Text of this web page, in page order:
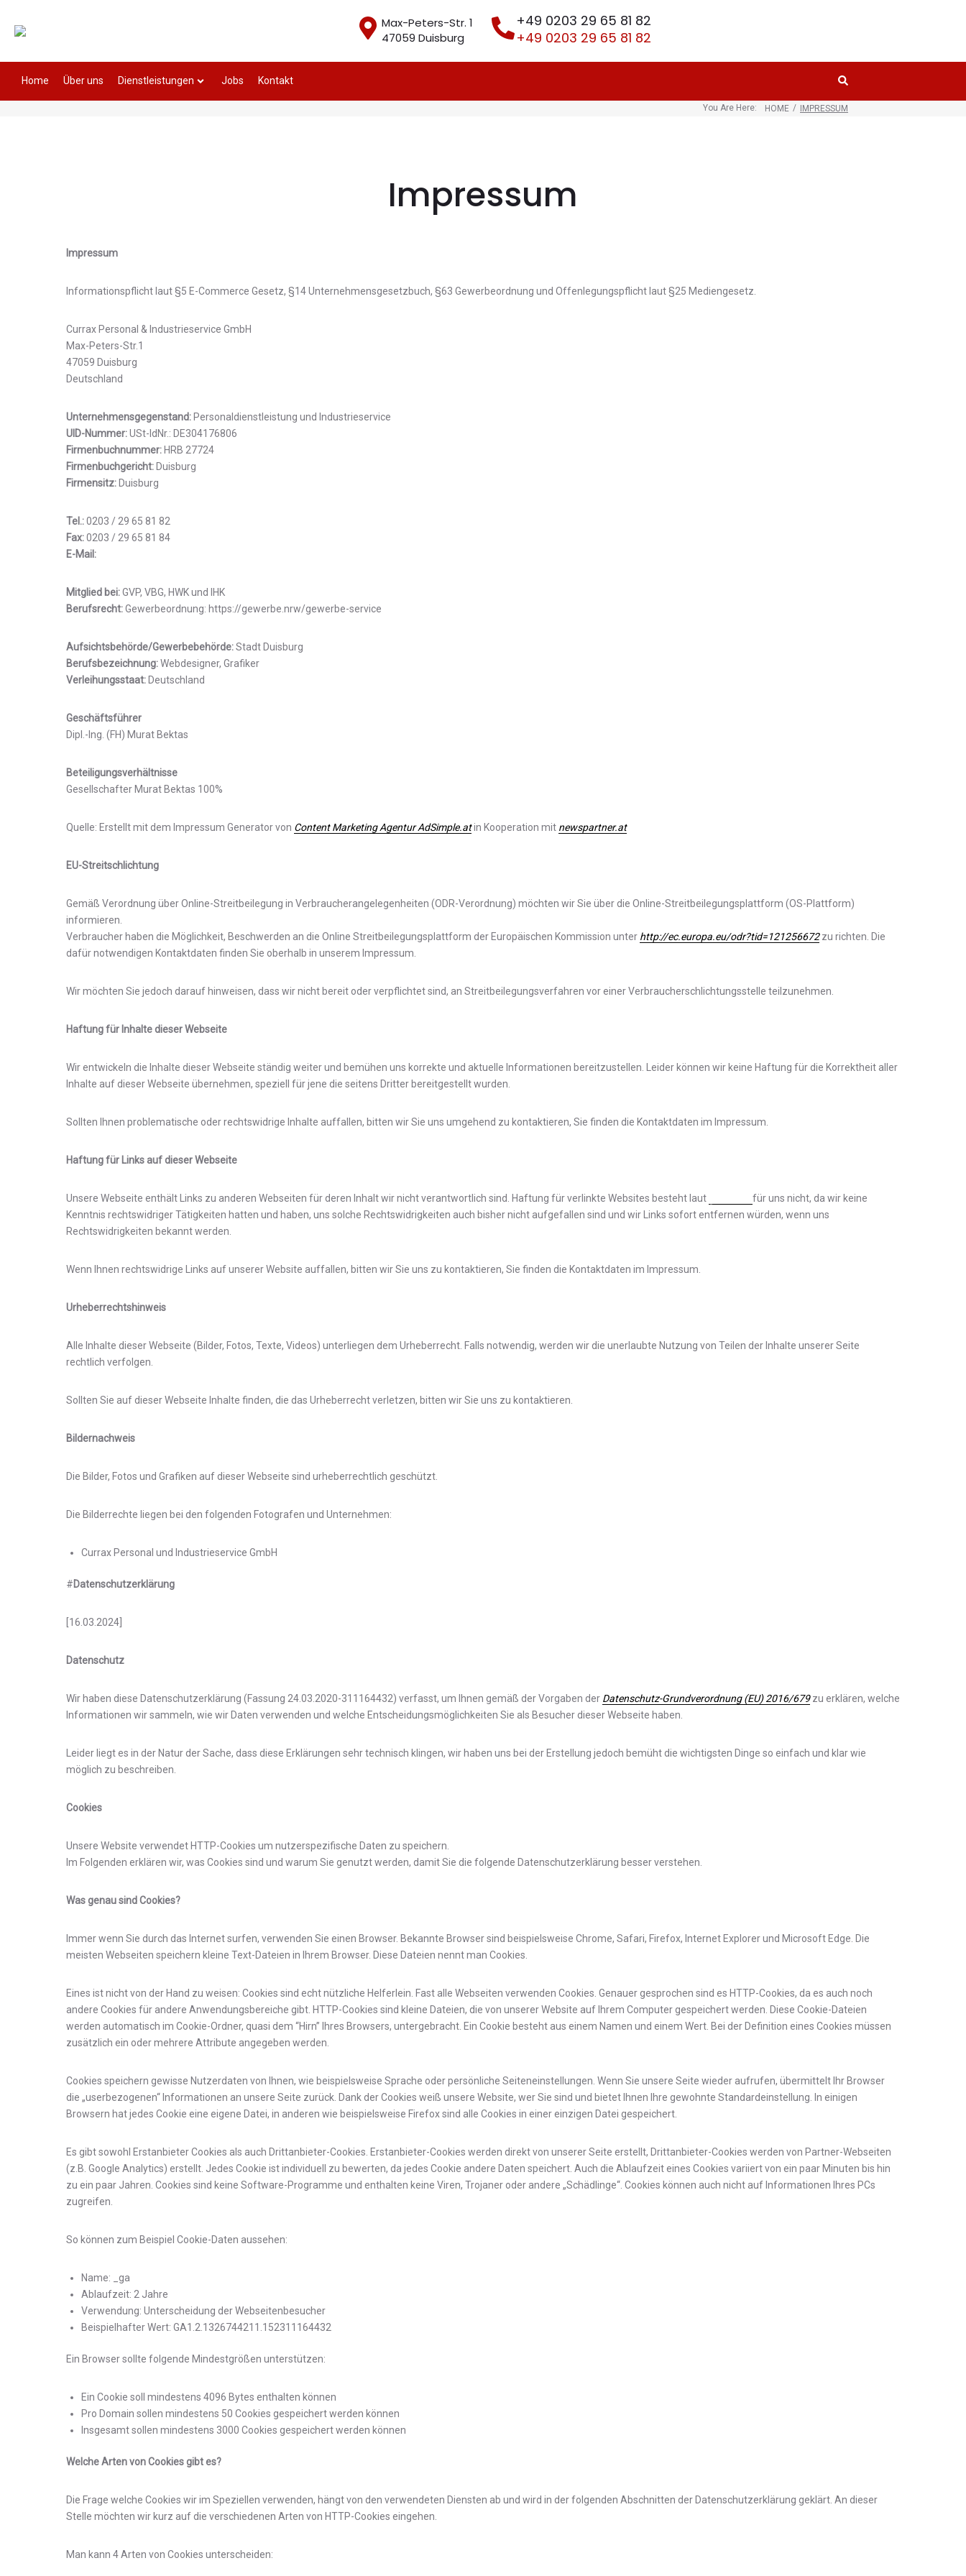
Max-Peters-Str. 1
47059 Duisburg
+49 0203 29 65 81 82
+49 0203 29 65 81 82
Home Über uns Dienstleistungen Jobs Kontakt
You Are Here: HOME / IMPRESSUM
Impressum
Impressum
Informationspflicht laut §5 E-Commerce Gesetz, §14 Unternehmensgesetzbuch, §63 Gewerbeordnung und Offenlegungspflicht laut §25 Mediengesetz.
Currax Personal & Industrieservice GmbH
Max-Peters-Str.1
47059 Duisburg
Deutschland
Unternehmensgegenstand: Personaldienstleistung und Industrieservice
UID-Nummer:USt-IdNr.: DE304176806
Firmenbuchnummer: HRB 27724
Firmenbuchgericht: Duisburg
Firmensitz: Duisburg
Tel.:0203 / 29 65 81 82
Fax:0203 / 29 65 81 84
E-Mail:
Mitglied bei:GVP, VBG, HWK und IHK
Berufsrecht:Gewerbeordnung: https://gewerbe.nrw/gewerbe-service
Aufsichtsbehörde/Gewerbebehörde:Stadt Duisburg
Berufsbezeichnung:Webdesigner, Grafiker
Verleihungsstaat: Deutschland
Geschäftsführer
Dipl.-Ing. (FH) Murat Bektas
Beteiligungsverhältnisse
Gesellschafter Murat Bektas 100%
Quelle: Erstellt mit dem Impressum Generator von Content Marketing Agentur AdSimple.atin Kooperation mit newspartner.at
EU-Streitschlichtung
Gemäß Verordnung über Online-Streitbeilegung in Verbraucherangelegenheiten (ODR-Verordnung) möchten wir Sie über die Online-Streitbeilegungsplattform (OS-Plattform)
informieren.
Verbraucher haben die Möglichkeit, Beschwerden an die Online Streitbeilegungsplattform der Europäischen Kommission unter http://ec.europa.eu/odr?tid=121256672zu richten. Die
dafür notwendigen Kontaktdaten finden Sie oberhalb in unserem Impressum.
Wir möchten Sie jedoch darauf hinweisen, dass wir nicht bereit oder verpflichtet sind, an Streitbeilegungsverfahren vor einer Verbraucherschlichtungsstelle teilzunehmen.
Haftung für Inhalte dieser Webseite
Wir entwickeln die Inhalte dieser Webseite ständig weiter und bemühen uns korrekte und aktuelle Informationen bereitzustellen. Leider können wir keine Haftung für die Korrektheit aller
Inhalte auf dieser Webseite übernehmen, speziell für jene die seitens Dritter bereitgestellt wurden.
Sollten Ihnen problematische oder rechtswidrige Inhalte auffallen, bitten wir Sie uns umgehend zu kontaktieren, Sie finden die Kontaktdaten im Impressum.
Haftung für Links auf dieser Webseite
Unsere Webseite enthält Links zu anderen Webseiten für deren Inhalt wir nicht verantwortlich sind. Haftung für verlinkte Websites besteht laut
für uns nicht, da wir keine
Kenntnis rechtswidriger Tätigkeiten hatten und haben, uns solche Rechtswidrigkeiten auch bisher nicht aufgefallen sind und wir Links sofort entfernen würden, wenn uns
Rechtswidrigkeiten bekannt werden.
Wenn Ihnen rechtswidrige Links auf unserer Website auffallen, bitten wir Sie uns zu kontaktieren, Sie finden die Kontaktdaten im Impressum.
Urheberrechtshinweis
Alle Inhalte dieser Webseite (Bilder, Fotos, Texte, Videos) unterliegen dem Urheberrecht. Falls notwendig, werden wir die unerlaubte Nutzung von Teilen der Inhalte unserer Seite
rechtlich verfolgen.
Sollten Sie auf dieser Webseite Inhalte finden, die das Urheberrecht verletzen, bitten wir Sie uns zu kontaktieren.
Bildernachweis
Die Bilder, Fotos und Grafiken auf dieser Webseite sind urheberrechtlich geschützt.
Die Bilderrechte liegen bei den folgenden Fotografen und Unternehmen:
Currax Personal und Industrieservice GmbH
#Datenschutzerklärung
[16.03.2024]
Datenschutz
Wir haben diese Datenschutzerklärung (Fassung 24.03.2020-311164432) verfasst, um Ihnen gemäß der Vorgaben der Datenschutz-Grundverordnung (EU) 2016/679zu erklären, welche
Informationen wir sammeln, wie wir Daten verwenden und welche Entscheidungsmöglichkeiten Sie als Besucher dieser Webseite haben.
Leider liegt es in der Natur der Sache, dass diese Erklärungen sehr technisch klingen, wir haben uns bei der Erstellung jedoch bemüht die wichtigsten Dinge so einfach und klar wie
möglich zu beschreiben.
Cookies
Unsere Website verwendet HTTP-Cookies um nutzerspezifische Daten zu speichern.
Im Folgenden erklären wir, was Cookies sind und warum Sie genutzt werden, damit Sie die folgende Datenschutzerklärung besser verstehen.
Was genau sind Cookies?
Immer wenn Sie durch das Internet surfen, verwenden Sie einen Browser. Bekannte Browser sind beispielsweise Chrome, Safari, Firefox, Internet Explorer und Microsoft Edge. Die
meisten Webseiten speichern kleine Text-Dateien in Ihrem Browser. Diese Dateien nennt man Cookies.
Eines ist nicht von der Hand zu weisen: Cookies sind echt nützliche Helferlein. Fast alle Webseiten verwenden Cookies. Genauer gesprochen sind es HTTP-Cookies, da es auch noch
andere Cookies für andere Anwendungsbereiche gibt. HTTP-Cookies sind kleine Dateien, die von unserer Website auf Ihrem Computer gespeichert werden. Diese Cookie-Dateien
werden automatisch im Cookie-Ordner, quasi dem “Hirn” Ihres Browsers, untergebracht. Ein Cookie besteht aus einem Namen und einem Wert. Bei der Definition eines Cookies müssen
zusätzlich ein oder mehrere Attribute angegeben werden.
Cookies speichern gewisse Nutzerdaten von Ihnen, wie beispielsweise Sprache oder persönliche Seiteneinstellungen. Wenn Sie unsere Seite wieder aufrufen, übermittelt Ihr Browser
die „userbezogenen“ Informationen an unsere Seite zurück. Dank der Cookies weiß unsere Website, wer Sie sind und bietet Ihnen Ihre gewohnte Standardeinstellung. In einigen
Browsern hat jedes Cookie eine eigene Datei, in anderen wie beispielsweise Firefox sind alle Cookies in einer einzigen Datei gespeichert.
Es gibt sowohl Erstanbieter Cookies als auch Drittanbieter-Cookies. Erstanbieter-Cookies werden direkt von unserer Seite erstellt, Drittanbieter-Cookies werden von Partner-Webseiten
(z.B. Google Analytics) erstellt. Jedes Cookie ist individuell zu bewerten, da jedes Cookie andere Daten speichert. Auch die Ablaufzeit eines Cookies variiert von ein paar Minuten bis hin
zu ein paar Jahren. Cookies sind keine Software-Programme und enthalten keine Viren, Trojaner oder andere „Schädlinge“. Cookies können auch nicht auf Informationen Ihres PCs
zugreifen.
So können zum Beispiel Cookie-Daten aussehen:
Name: _ga
Ablaufzeit: 2 Jahre
Verwendung: Unterscheidung der Webseitenbesucher
Beispielhafter Wert: GA1.2.1326744211.152311164432
Ein Browser sollte folgende Mindestgrößen unterstützen:
Ein Cookie soll mindestens 4096 Bytes enthalten können
Pro Domain sollen mindestens 50 Cookies gespeichert werden können
Insgesamt sollen mindestens 3000 Cookies gespeichert werden können
Welche Arten von Cookies gibt es?
Die Frage welche Cookies wir im Speziellen verwenden, hängt von den verwendeten Diensten ab und wird in der folgenden Abschnitten der Datenschutzerklärung geklärt. An dieser
Stelle möchten wir kurz auf die verschiedenen Arten von HTTP-Cookies eingehen.
Man kann 4 Arten von Cookies unterscheiden: